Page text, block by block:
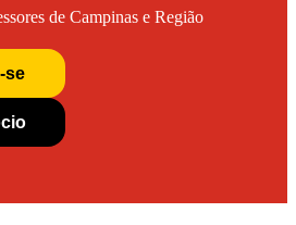
de Campinas e Região
se